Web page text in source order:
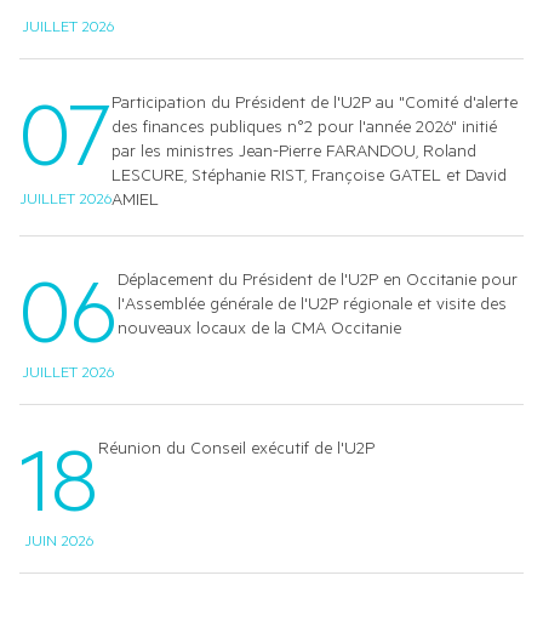
JUILLET 2026
07
JUILLET 2026
Participation du Président de l'U2P au "Comité d'alerte
des finances publiques n°2 pour l'année 2026" initié
par les ministres Jean-Pierre FARANDOU, Roland
LESCURE, Stéphanie RIST, Françoise GATEL et David
AMIEL
06
JUILLET 2026
Déplacement du Président de l'U2P en Occitanie pour
l'Assemblée générale de l'U2P régionale et visite des
nouveaux locaux de la CMA Occitanie
18
JUIN 2026
Réunion du Conseil exécutif de l'U2P